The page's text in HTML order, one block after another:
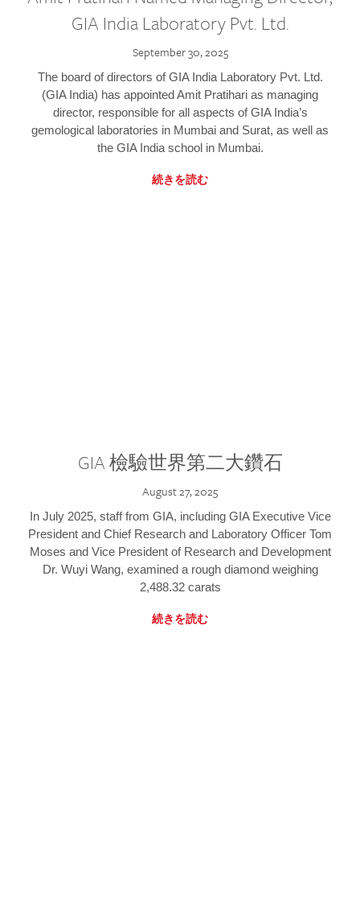
GIA India Laboratory Pvt. Ltd.
September 30, 2025
The board of directors of GIA India Laboratory Pvt. Ltd.
(GIA India) has appointed Amit Pratihari as managing
director, responsible for all aspects of GIA India’s
gemological laboratories in Mumbai and Surat, as well as
the GIA India school in Mumbai.
続きを読む
GIA 檢驗世界第二大鑽石
August 27, 2025
In July 2025, staff from GIA, including GIA Executive Vice
President and Chief Research and Laboratory Officer Tom
Moses and Vice President of Research and Development
Dr. Wuyi Wang, examined a rough diamond weighing
2,488.32 carats
続きを読む